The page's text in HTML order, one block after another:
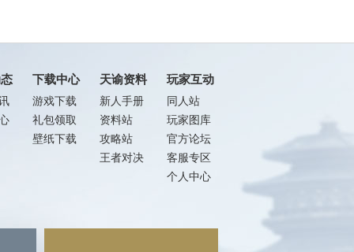
下载中心
游戏下载
礼包领取
壁纸下载
天谕资料
新人手册
资料站
攻略站
王者对决
玩家互动
同人站
玩家图库
官方论坛
客服专区
个人中心